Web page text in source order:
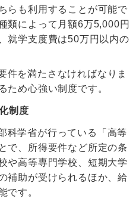
らも利用することが可能で
類によって月額6万5,000円
就学支度費は50万円以内の
件を満たさなければなりま
ため心強い制度です。
制度
科学省が行っている「高等
で、所得要件など所定の条
や高等専門学校、短期大学
補助が受けられるほか、給
です。